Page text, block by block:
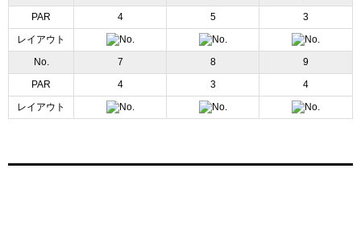
PAR 4 5 3
レイアウト
No. 7 8 9
PAR 4 3 4
レイアウト